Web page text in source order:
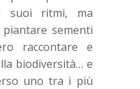
suoi ritmi, ma
sementi
raccontare e
biodiversità… e
uno tra i più